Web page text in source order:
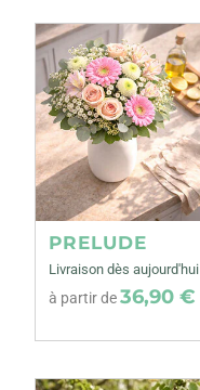
PRELUDE
Livraison dès aujourd'hui
à partir de36,90 €